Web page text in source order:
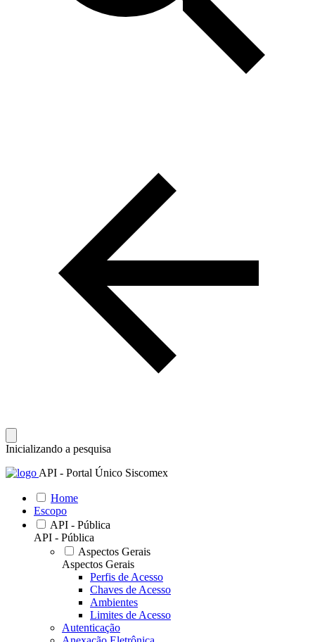
Inicializando a pesquisa
API - Portal Único Siscomex
Home
Escopo
API - Pública
API - Pública
Aspectos Gerais
Aspectos Gerais
Perfis de Acesso
Chaves de Acesso
Ambientes
Limites de Acesso
Autenticação